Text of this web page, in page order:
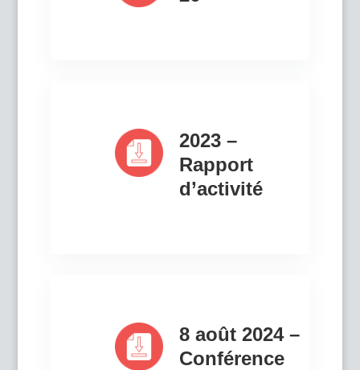
2023 –
Rapport
d’activité
8 août 2024 –
Conférence